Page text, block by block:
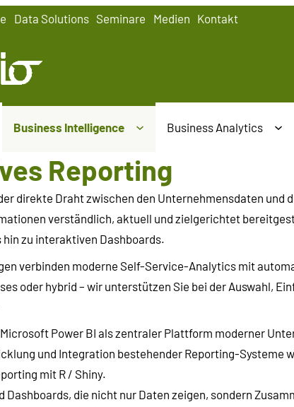
Data Solutions Seminare Medien Kontakt
Business Intelligence Business Analytics
Reporting
direkte Draht zwischen den Unternehmensdaten und
verständlich, aktuell und zielgerichtet
zu interaktiven Dashboards.
verbinden moderne Self-Service-Analytics mit
oder hybrid – wir unterstützen Sie bei der Auswahl,
Power BI als zentraler Plattform moderner
und Integration bestehender Reporting-Systeme
mit R / Shiny.
die nicht nur Daten zeigen, sondern